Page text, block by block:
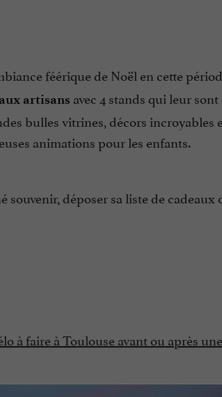
féérique de Noël en cette
artisans avec 4 stands qui leur
bulles vitrines, décors incroyables
animations pour les enfants.
souvenir, déposer sa liste de cadeaux
à faire à Toulouse avant ou après